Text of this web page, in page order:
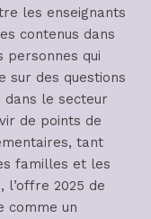
les enseignants
contenus dans
personnes qui
sur des questions
dans le secteur
de points de
tant
familles et les
l’offre 2025 de
comme un